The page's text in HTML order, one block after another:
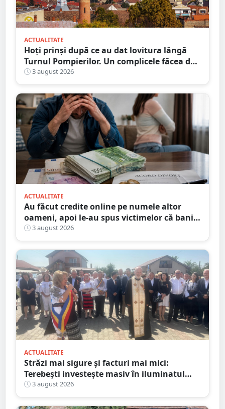
ACTUALITATE
Hoți prinși după ce au dat lovitura lângă
Turnul Pompierilor. Un complicele făcea de
pază
3 august 2026
ACTUALITATE
Au făcut credite online pe numele altor
oameni, apoi le-au spus victimelor că banii
sunt din... moștenire
3 august 2026
ACTUALITATE
Străzi mai sigure și facturi mai mici:
Terebești investește masiv în iluminatul
public
3 august 2026